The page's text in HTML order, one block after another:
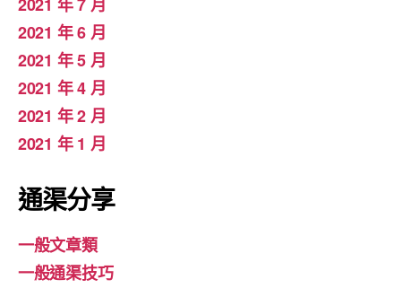
2021 年 7 月
2021 年 6 月
2021 年 5 月
2021 年 4 月
2021 年 2 月
2021 年 1 月
通渠分享
一般文章類
一般通渠技巧